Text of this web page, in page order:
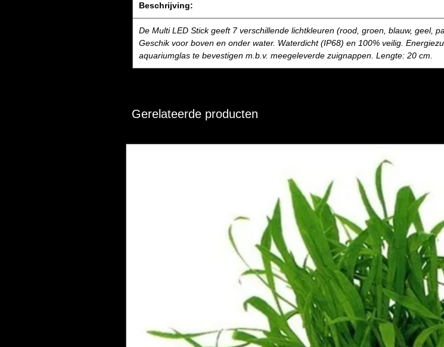
Beschrijving:
De Multi LED Stick geeft 7 verschillende lichtkleuren (rood, groen, blauw, geel,
Geschik voor boven en onder water. Waterdicht (IP68) en 100% veilig.
aquariumglas te bevestigen m.b.v. meegeleverde zuignappen. Lengte: 20 cm.
Gerelateerde producten